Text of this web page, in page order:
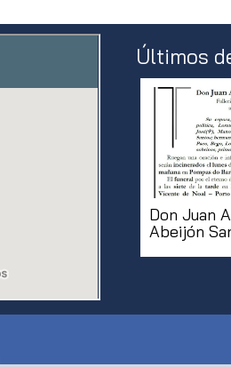
Últimos
Don Juan
Abeijón